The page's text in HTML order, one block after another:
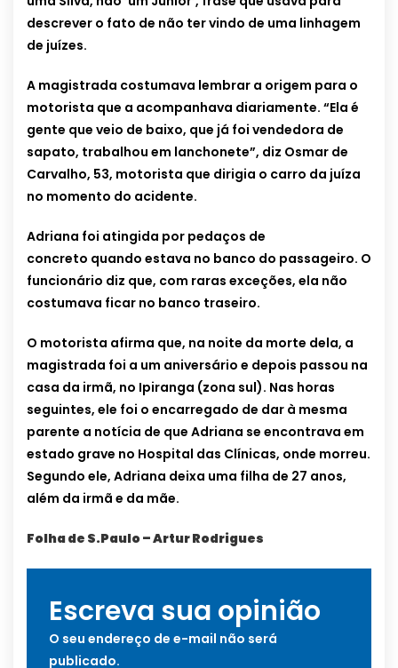
descrever o fato de não ter vindo de uma linhagem
de juízes.
A magistrada costumava lembrar a origem para o
motorista que a acompanhava diariamente. “Ela é
gente que veio de baixo, que já foi vendedora de
sapato, trabalhou em lanchonete”, diz Osmar de
Carvalho, 53, motorista que dirigia o carro da juíza
no momento do acidente.
Adriana foi atingida por pedaços de
concreto quando estava no banco do passageiro. O
funcionário diz que, com raras exceções, ela não
costumava ficar no banco traseiro.
O motorista afirma que, na noite da morte dela, a
magistrada foi a um aniversário e depois passou na
casa da irmã, no Ipiranga (zona sul). Nas horas
seguintes, ele foi o encarregado de dar à mesma
parente a notícia de que Adriana se encontrava em
estado grave no Hospital das Clínicas, onde morreu.
Segundo ele, Adriana deixa uma filha de 27 anos,
além da irmã e da mãe.
Folha de S.Paulo – Artur Rodrigues
Escreva sua opinião
O seu endereço de e-mail não será
publicado.